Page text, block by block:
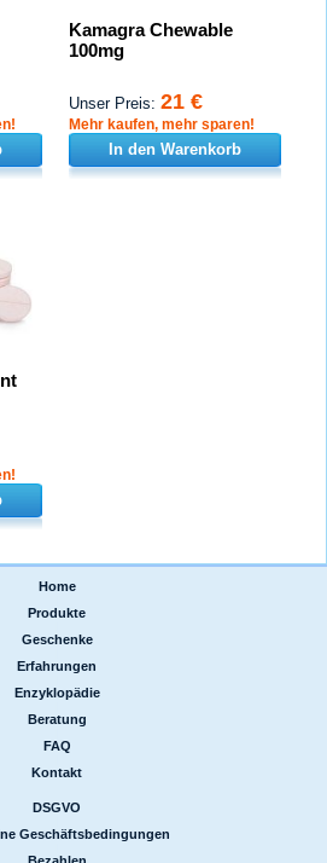
Kamagra Chewable
100mg
Unser Preis: 21 €
Mehr kaufen, mehr sparen!
In den Warenkorb
Home
Produkte
Geschenke
Erfahrungen
Enzyklopädie
Beratung
FAQ
Kontakt
DSGVO
Geschäftsbedingungen